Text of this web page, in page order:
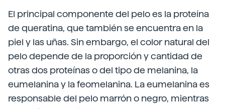
El principal componente del pelo es la proteína
de queratina, que también se encuentra en la
piel y las uñas. Sin embargo, el color natural del
pelo depende de la proporción y cantidad de
otras dos proteínas o del tipo de melanina, la
eumelanina y la feomelanina. La eumelanina es
responsable del pelo marrón o negro, mientras